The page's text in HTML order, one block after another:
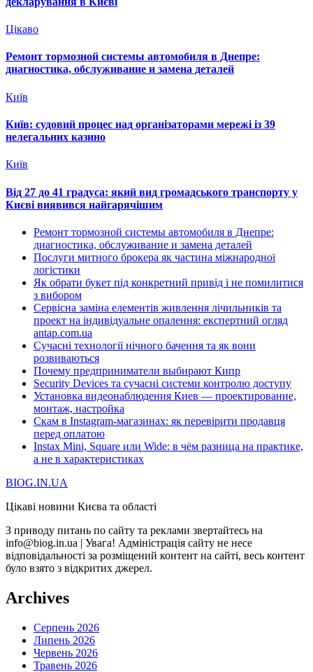
Цікаво
Ремонт тормозной системы автомобиля в Днепре:
диагностика, обслуживание и замена деталей
Київ
Київ: судовий процес над організаторами мережі із 39
нелегальних казино
Київ
Від 27 до 41 градуса: який вид громадського транспорту у
Києві виявився найгарячішим
Ремонт тормозной системы автомобиля в Днепре:
диагностика, обслуживание и замена деталей
Послуги митного брокера як частина міжнародної
логістики
Як обрати букет під конкретний привід і не помилитися
з вибором
Сервісна заміна елементів живлення лічильників та
проект на індивідуальне опалення: експертний огляд
antap.com.ua
Сучасні технології нічного бачення та як вони
розвиваються
Почему предприниматели выбирают Кипр
Security Devices та сучасні системи контролю доступу
Установка видеонаблюдения Киев — проектирование,
монтаж, настройка
Скам в Instagram-магазинах: як перевірити продавця
перед оплатою
Instax Mini, Square или Wide: в чём разница на практике,
а не в характеристиках
BIOG.IN.UA
Цікаві новини Києва та області
З приводу питань по сайту та реклами звертайтесь на
info@biog.in.ua | Увага! Адміністрація сайту не несе
відповідальності за розміщений контент на сайті, весь контент
було взято з відкритих джерел.
Archives
Серпень 2026
Липень 2026
Червень 2026
Травень 2026